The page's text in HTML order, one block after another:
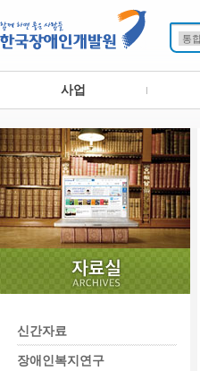
사업
신간자료
장애인복지연구